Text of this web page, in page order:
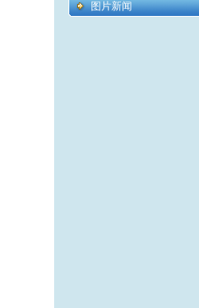
图片新闻